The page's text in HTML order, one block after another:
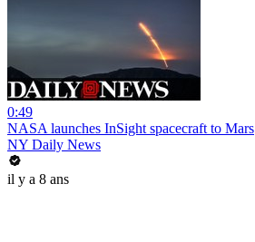
0:49
NASA launches InSight spacecraft to Mars
NY Daily News
il y a 8 ans